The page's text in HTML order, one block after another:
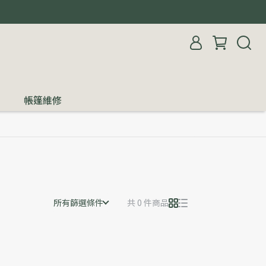
帳篷維修
所有篩選條件 共 0 件商品